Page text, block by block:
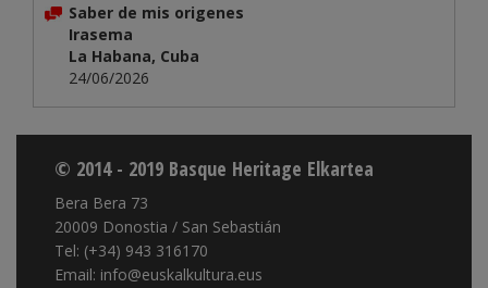
Saber de mis origenes
Irasema
La Habana, Cuba
24/06/2026
© 2014 - 2019 Basque Heritage Elkartea
Bera Bera 73
20009 Donostia / San Sebastián
Tel: (+34) 943 316170
Email: info@euskalkultura.eus